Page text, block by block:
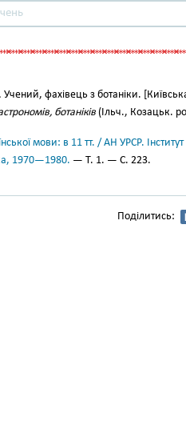
Учений, фахівець з ботаніки.
ботаніків (Ільч., Козацьк.
мови: в 11 тт. / АН УРСР.
1970—1980. — Т. 1. — С. 223.
Поділитись: